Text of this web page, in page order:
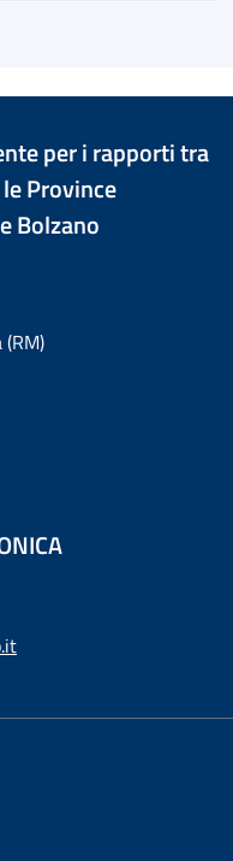
per i rapporti tra
Province
Bolzano